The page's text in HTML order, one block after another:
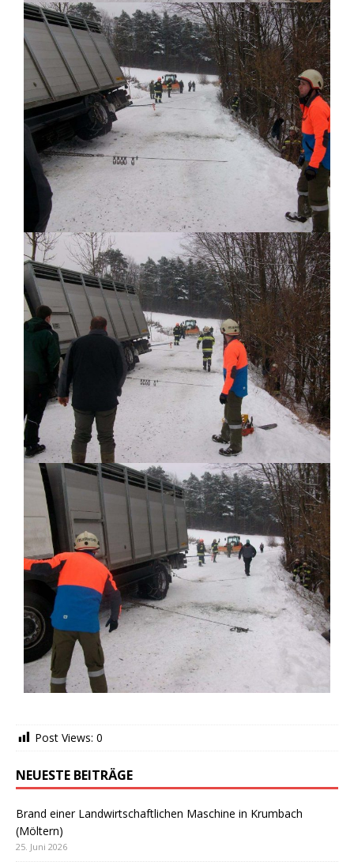
Post Views: 0
NEUESTE BEITRÄGE
Brand einer Landwirtschaftlichen Maschine in Krumbach
(Möltern)
25. Juni 2026